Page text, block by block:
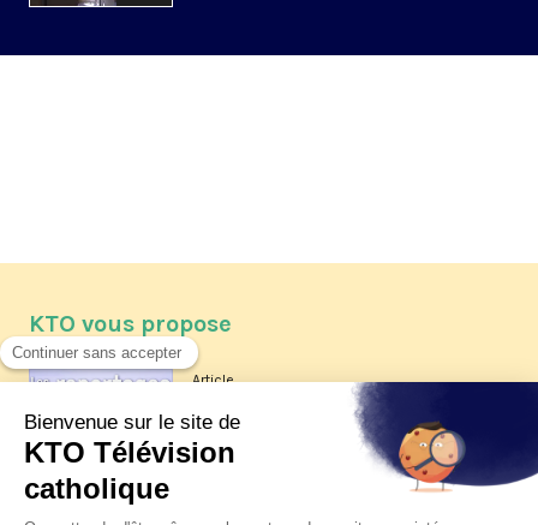
KTO vous propose
Article
Les reportages d'été 2026 de KTO
La visite pastorale du pape Léon